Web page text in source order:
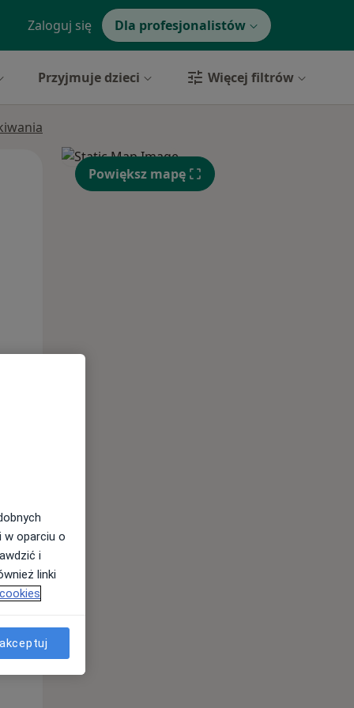
Zaloguj się Dla profesjonalistów
Przyjmuje dzieci Więcej filtrów
Śr, Czw,
Wt,
11 Sie
Powiększ mapę
w oparciu o
i
linki